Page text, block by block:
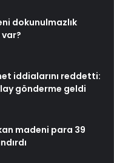
dokunulmazlık
iddialarını reddetti:
gönderme geldi
madeni para 39